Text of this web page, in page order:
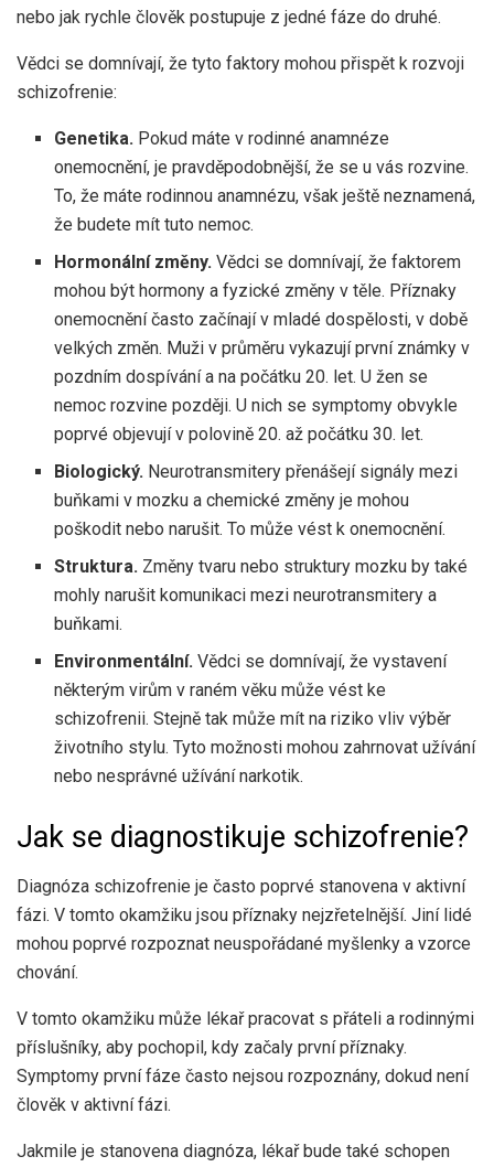
nebo jak rychle člověk postupuje z jedné fáze do druhé.
Vědci se domnívají, že tyto faktory mohou přispět k rozvoji
schizofrenie:
Genetika. Pokud máte v rodinné anamnéze
onemocnění, je pravděpodobnější, že se u vás rozvine.
To, že máte rodinnou anamnézu, však ještě neznamená,
že budete mít tuto nemoc.
Hormonální změny.Vědci se domnívají, že faktorem
mohou být hormony a fyzické změny v těle. Příznaky
onemocnění často začínají v mladé dospělosti, v době
velkých změn. Muži v průměru vykazují první známky v
pozdním dospívání a na počátku 20. let. U žen se
nemoc rozvine později. U nich se symptomy obvykle
poprvé objevují v polovině 20. až počátku 30. let.
Biologický. Neurotransmitery přenášejí signály mezi
buňkami v mozku a chemické změny je mohou
poškodit nebo narušit. To může vést k onemocnění.
Struktura. Změny tvaru nebo struktury mozku by také
mohly narušit komunikaci mezi neurotransmitery a
buňkami.
Environmentální.Vědci se domnívají, že vystavení
některým virům v raném věku může vést ke
schizofrenii. Stejně tak může mít na riziko vliv výběr
životního stylu. Tyto možnosti mohou zahrnovat užívání
nebo nesprávné užívání narkotik.
Jak se diagnostikuje schizofrenie?
Diagnóza schizofrenie je často poprvé stanovena v aktivní
fázi. V tomto okamžiku jsou příznaky nejzřetelnější. Jiní lidé
mohou poprvé rozpoznat neuspořádané myšlenky a vzorce
chování.
V tomto okamžiku může lékař pracovat s přáteli a rodinnými
příslušníky, aby pochopil, kdy začaly první příznaky.
Symptomy první fáze často nejsou rozpoznány, dokud není
člověk v aktivní fázi.
Jakmile je stanovena diagnóza, lékař bude také schopen